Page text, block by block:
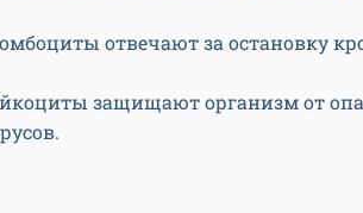
отвечают за остановку
защищают организм от